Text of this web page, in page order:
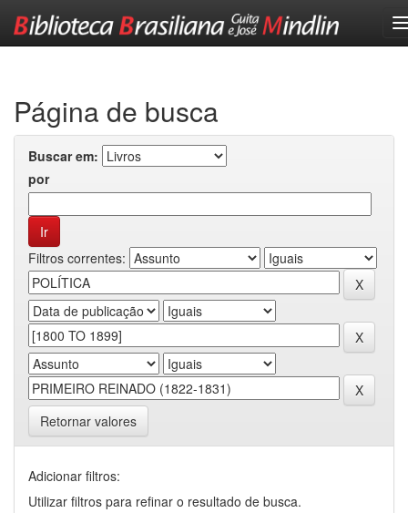
Página de busca
Buscar em:
por
Filtros correntes:
Retornar valores
Adicionar filtros:
Utilizar filtros para refinar o resultado de busca.